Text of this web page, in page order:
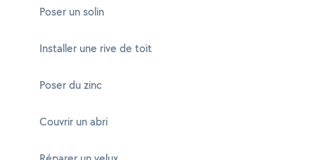
Poser un solin
Installer une rive de toit
Poser du zinc
Couvrir un abri